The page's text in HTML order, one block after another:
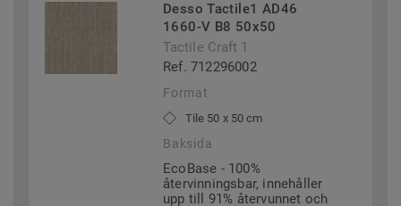
Desso Tactile1 AD46
1660-V B8 50x50
Tactile Craft 1
Ref. 712296002
Format
Tile 50 x 50 cm
Baksida
EcoBase - 100%
återvinningsbar, innehåller
upp till 91% återvunnet och